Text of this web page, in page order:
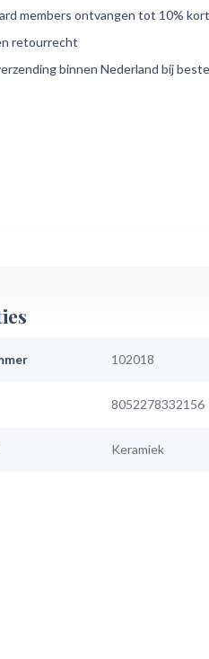
members ontvangen tot 10%
retourrecht
binnen Nederland bij
102018
8052278332156
Keramiek